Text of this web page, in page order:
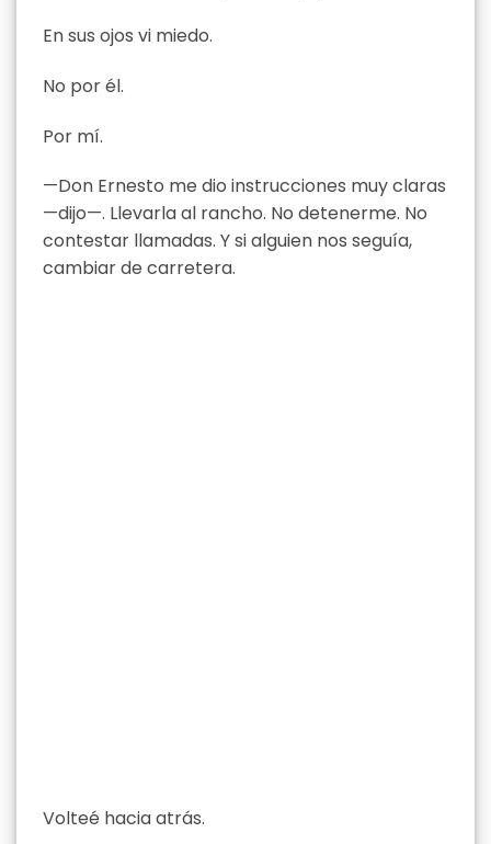
En sus ojos vi miedo.
No por él.
Por mí.
—Don Ernesto me dio instrucciones muy claras
—dijo—. Llevarla al rancho. No detenerme. No
contestar llamadas. Y si alguien nos seguía,
cambiar de carretera.
Volteé hacia atrás.